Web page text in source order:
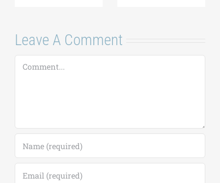
Leave A Comment
Comment